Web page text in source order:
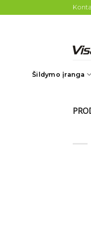
to
Šildymo įranga